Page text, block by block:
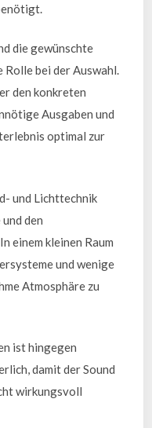
die gewünschte
bei der Auswahl.
den konkreten
Ausgaben und
optimal zur
und Lichttechnik
den
einem kleinen Raum
und wenige
Atmosphäre zu
ist hingegen
damit der Sound
wirkungsvoll